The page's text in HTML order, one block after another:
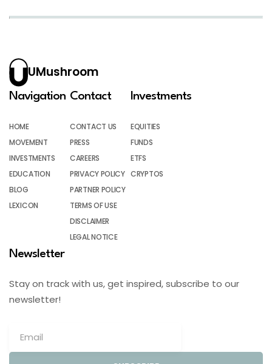
UMushroom
Navigation
HOME
MOVEMENT
INVESTMENTS
EDUCATION
BLOG
LEXICON
Contact
CONTACT US
PRESS
CAREERS
PRIVACY POLICY
PARTNER POLICY
TERMS OF USE
DISCLAIMER
LEGAL NOTICE
Investments
EQUITIES
FUNDS
ETFS
CRYPTOS
Newsletter
Stay on track with us, get inspired, subscribe to our
newsletter!